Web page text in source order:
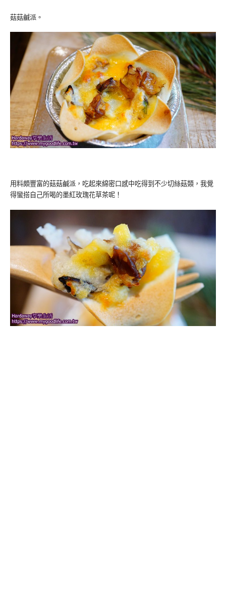
菇菇鹹派。
用料頗豐富的菇菇鹹派，吃起來綿密口感中吃得到不少切絲菇類，我覺
得蠻搭自己所喝的墨紅玫瑰花草茶呢！